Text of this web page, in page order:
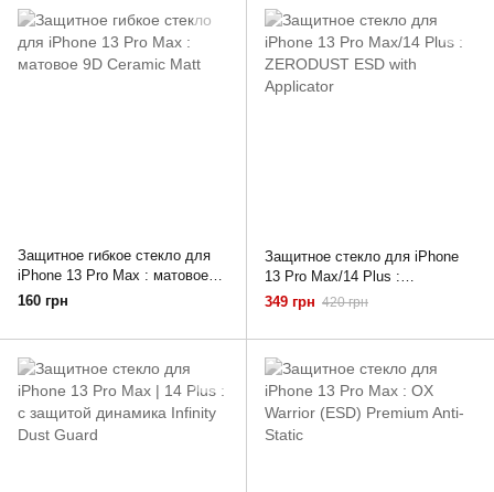
Защитное гибкое стекло для
iPhone 13 Pro Max : матовое
9D Ceramic Matt
160 грн
Защитное стекло для iPhone
13 Pro Max/14 Plus :
ZERODUST ESD with Applicator
349 грн 420 грн